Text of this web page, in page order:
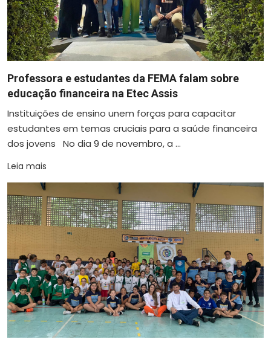
Professora e estudantes da FEMA falam sobre
educação financeira na Etec Assis
Instituições de ensino unem forças para capacitar
estudantes em temas cruciais para a saúde financeira
dos jovens No dia 9 de novembro, a ...
Leia mais